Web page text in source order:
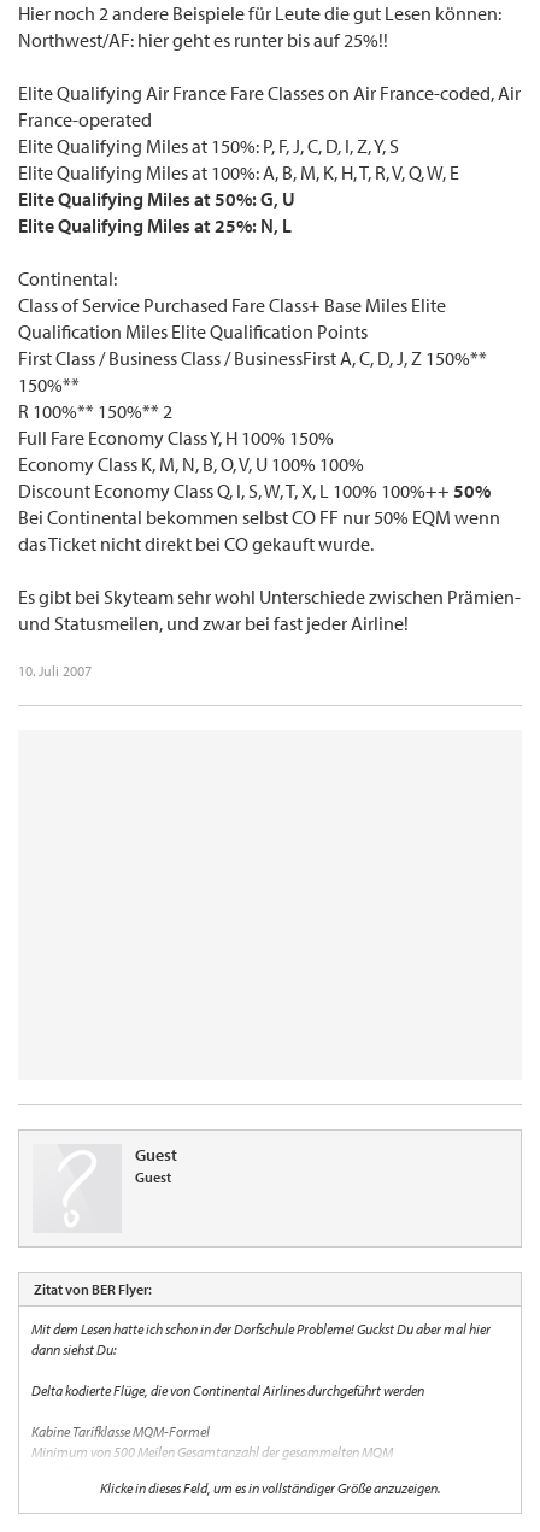
Hier noch 2 andere Beispiele für Leute die gut Lesen können:
Northwest/AF: hier geht es runter bis auf 25%!!
Elite Qualifying Air France Fare Classes on Air France-coded, Air
France-operated
Elite Qualifying Miles at 150%: P, F, J, C, D, I, Z, Y, S
Elite Qualifying Miles at 100%: A, B, M, K, H, T, R, V, Q, W, E
Elite Qualifying Miles at 50%: G, U
Elite Qualifying Miles at 25%: N, L
Continental:
Class of Service Purchased Fare Class+ Base Miles Elite
Qualification Miles Elite Qualification Points
First Class / Business Class / BusinessFirst A, C, D, J, Z 150%**
150%**
R 100%** 150%** 2
Full Fare Economy Class Y, H 100% 150%
Economy Class K, M, N, B, O, V, U 100% 100%
Discount Economy Class Q, I, S, W, T, X, L 100% 100%++ 50%
Bei Continental bekommen selbst CO FF nur 50% EQM wenn
das Ticket nicht direkt bei CO gekauft wurde.
Es gibt bei Skyteam sehr wohl Unterschiede zwischen Prämien-
und Statusmeilen, und zwar bei fast jeder Airline!
10. Juli 2007
Guest
Guest
Zitat von BER Flyer:
Mit dem Lesen hatte ich schon in der Dorfschule Probleme! Guckst Du aber mal hier
dann siehst Du:
Delta kodierte Flüge, die von Continental Airlines durchgeführt werden
Kabine Tarifklasse MQM-Formel
Minimum von 500 Meilen Gesamtanzahl der gesammelten MQM
Coach/Economy Y, B 500 x 1,5 750
Coach/Economy (ermäßigt) M, H, Q, S, K 500 x 1 500
Klicke in dieses Feld, um es in vollständiger Größe anzuzeigen.